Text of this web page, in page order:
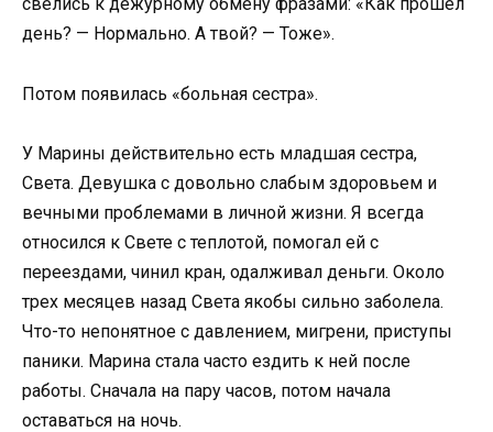
свелись к дежурному обмену фразами: «Как прошел
день? — Нормально. А твой? — Тоже».
Потом появилась «больная сестра».
У Марины действительно есть младшая сестра,
Света. Девушка с довольно слабым здоровьем и
вечными проблемами в личной жизни. Я всегда
относился к Свете с теплотой, помогал ей с
переездами, чинил кран, одалживал деньги. Около
трех месяцев назад Света якобы сильно заболела.
Что-то непонятное с давлением, мигрени, приступы
паники. Марина стала часто ездить к ней после
работы. Сначала на пару часов, потом начала
оставаться на ночь.